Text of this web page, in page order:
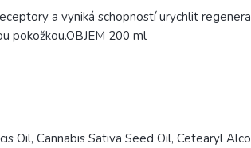
a vyniká schopností urychlit
pokožkou.OBJEM 200 ml
Oil, Cannabis Sativa Seed Oil, Cetearyl